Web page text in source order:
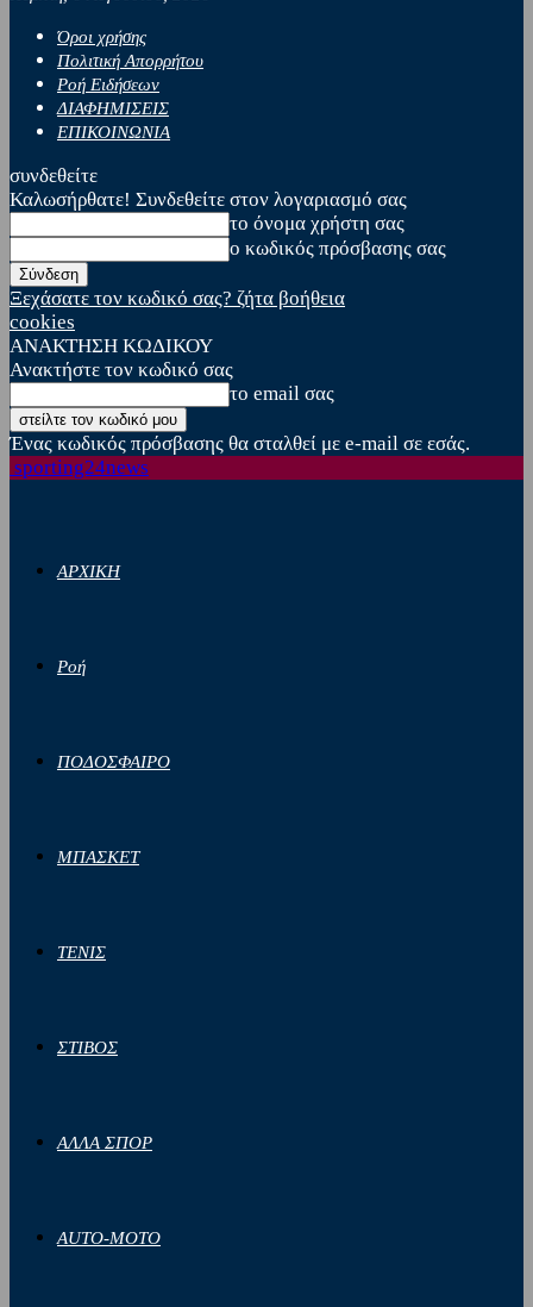
Όροι χρήσης
Πολιτική Απορρήτου
Ροή Ειδήσεων
ΔΙΑΦΗΜΙΣΕΙΣ
ΕΠΙΚΟΙΝΩΝΙΑ
συνδεθείτε
Καλωσήρθατε! Συνδεθείτε στον λογαριασμό σας
το όνομα χρήστη σας
ο κωδικός πρόσβασης σας
Ξεχάσατε τον κωδικό σας? ζήτα βοήθεια
cookies
ΑΝΑΚΤΗΣΗ ΚΩΔΙΚΟΥ
Ανακτήστε τον κωδικό σας
το email σας
Ένας κωδικός πρόσβασης θα σταλθεί με e-mail σε εσάς.
sporting24news
ΑΡΧΙΚΗ
Ροή
ΠΟΔΟΣΦΑΙΡΟ
ΜΠΑΣΚΕΤ
ΤΕΝΙΣ
ΣΤΙΒΟΣ
ΑΛΛΑ ΣΠΟΡ
AUTO-MOTO